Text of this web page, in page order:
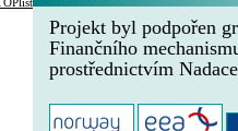
Projekt byl podpořen
Finančního
prostřednictvím